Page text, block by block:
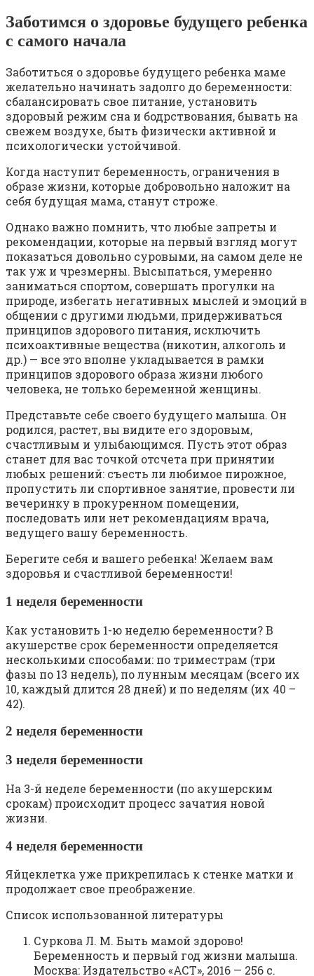
Заботимся о здоровье будущего ребенка
с самого начала
Заботиться о здоровье будущего ребенка маме
желательно начинать задолго до беременности:
сбалансировать свое питание, установить
здоровый режим сна и бодрствования, бывать на
свежем воздухе, быть физически активной и
психологически устойчивой.
Когда наступит беременность, ограничения в
образе жизни, которые добровольно наложит на
себя будущая мама, станут строже.
Однако важно помнить, что любые запреты и
рекомендации, которые на первый взгляд могут
показаться довольно суровыми, на самом деле не
так уж и чрезмерны. Высыпаться, умеренно
заниматься спортом, совершать прогулки на
природе, избегать негативных мыслей и эмоций в
общении с другими людьми, придерживаться
принципов здорового питания, исключить
психоактивные вещества (никотин, алкоголь и
др.) — все это вполне укладывается в рамки
принципов здорового образа жизни любого
человека, не только беременной женщины.
Представьте себе своего будущего малыша. Он
родился, растет, вы видите его здоровым,
счастливым и улыбающимся. Пусть этот образ
станет для вас точкой отсчета при принятии
любых решений: съесть ли любимое пирожное,
пропустить ли спортивное занятие, провести ли
вечеринку в прокуренном помещении,
последовать или нет рекомендациям врача,
ведущего вашу беременность.
Берегите себя и вашего ребенка! Желаем вам
здоровья и счастливой беременности!
1 неделя беременности
Как установить 1-ю неделю беременности? В
акушерстве срок беременности определяется
несколькими способами: по триместрам (три
фазы по 13 недель), по лунным месяцам (всего их
10, каждый длится 28 дней) и по неделям (их 40 –
42).
2 неделя беременности
3 неделя беременности
На 3-й неделе беременности (по акушерским
срокам) происходит процесс зачатия новой
жизни.
4 неделя беременности
Яйцеклетка уже прикрепилась к стенке матки и
продолжает свое преображение.
Список использованной литературы
Суркова Л. М. Быть мамой здорово!
Беременность и первый год жизни малыша.
Москва: Издательство «АСТ», 2016 — 256 с.